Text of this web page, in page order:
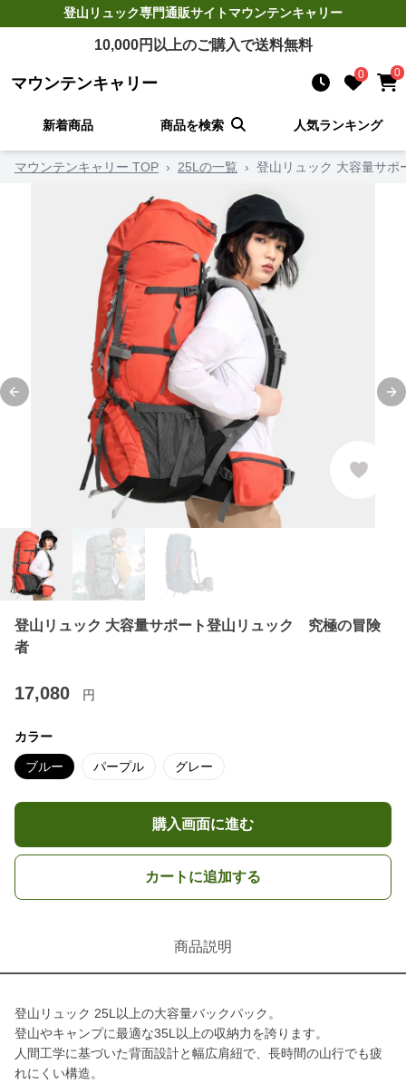
登山リュック専門通販サイトマウンテンキャリー
10,000円以上のご購入で送料無料
マウンテンキャリー 0 0
新着商品 商品を検索 人気ランキング
マウンテンキャリー TOP › 25Lの一覧 › 登山リュック 大容量サ
Previous slide
登山リュック 大容量サポート登山リュック 究極の冒険
者
17,080 円
カラー
ブルー パープル グレー
購入画面に進む
カートに追加する
商品説明
登山リュック 25L以上の大容量バックパック。
登山やキャンプに最適な35L以上の収納力を誇ります。
人間工学に基づいた背面設計と幅広肩紐で、長時間の山行でも疲
れにくい構造。